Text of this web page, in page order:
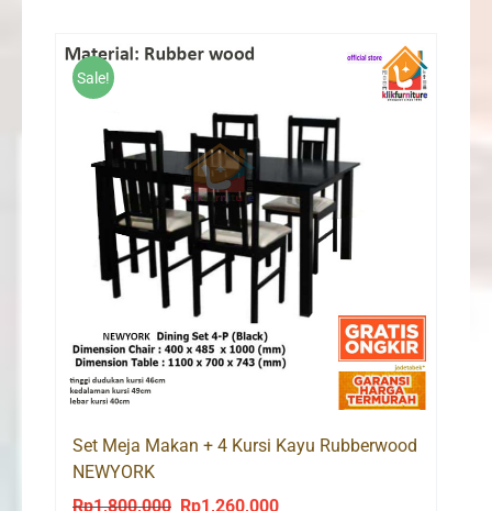
Sale!
Set Meja Makan + 4 Kursi Kayu Rubberwood
NEWYORK
Rp1,800,000 Original
Rp1,260,000Current